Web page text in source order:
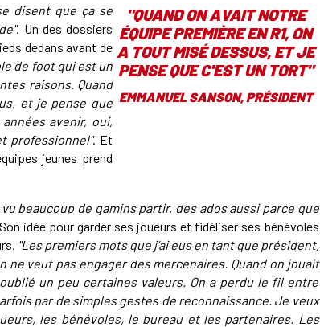
disent que ça se
. Un des dossiers
dedans avant de
de foot qui est un
raisons. Quand
et je pense que
avenir, oui,
professionnel". Et
jeunes prend
"QUAND ON AVAIT NOTRE
ÉQUIPE PREMIÈRE EN R1, ON
A TOUT MISÉ DESSUS, ET JE
PENSE QUE C'EST UN TORT"
EMMANUEL SANSON, PRÉSIDENT
beaucoup de gamins partir, des ados aussi parce que
idée pour garder ses joueurs et fidéliser ses bénévoles
"Les premiers mots que j’ai eus en tant que président,
ne veut pas engager des mercenaires. Quand on jouait
un peu certaines valeurs. On a perdu le fil entre
par de simples gestes de reconnaissance. Je veux
les bénévoles, le bureau et les partenaires. Les